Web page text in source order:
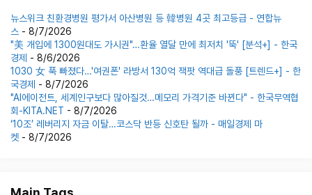
뉴스위크 친환경병원 평가서 아산병원 등 韓병원 4곳 최고등급 - 연합뉴
스 - 8/7/2026
"美 개입에 1300원대도 가시권"…환율 열달 만에 최저치 '뚝' [분석+] - 한국
경제 - 8/6/2026
1030 女 푹 빠졌다…'여권폰' 라방서 130억 잭팟 역대급 돌풍 [트렌드+] - 한
국경제 - 8/7/2026
"AI에이전트, 세계인구보다 많아질것…메모리 가격기준 바뀐다" - 한국무역협
회-KITA.NET - 8/7/2026
‘10조’ 레버리지 자금 이탈…코스닥 반등 신호탄 될까 - 매일경제 마
켓 - 8/7/2026